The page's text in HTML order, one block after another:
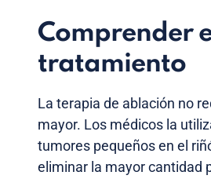
Comprender
tratamiento
La terapia de ablación no
mayor. Los médicos la
tumores pequeños en el
eliminar la mayor cantidad